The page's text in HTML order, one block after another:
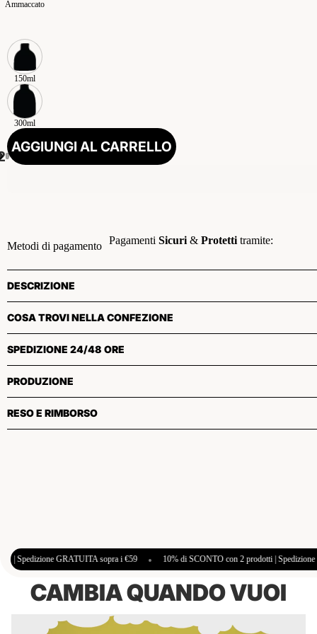
Ammaccato
150ml
300ml
AGGIUNGI AL CARRELLO
Pagamenti Sicuri& Protettitramite:
Metodi di pagamento
DESCRIZIONE
COSA TROVI NELLA CONFEZIONE
SPEDIZIONE 24/48 ORE
PRODUZIONE
RESO E RIMBORSO
sopra i €59 • 10% di SCONTO con 2 prodotti | Spedizione GRATUITA sopra i
CAMBIA QUANDO VUOI